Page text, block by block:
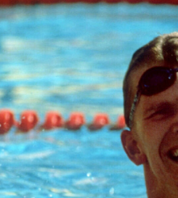
Schwimmen